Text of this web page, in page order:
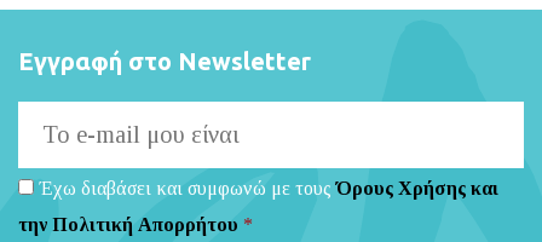
Εγγραφή στο Newsletter
Έχω διαβάσει και συμφωνώ με τουςΌρους Χρήσης και
την Πολιτική Απορρήτου *